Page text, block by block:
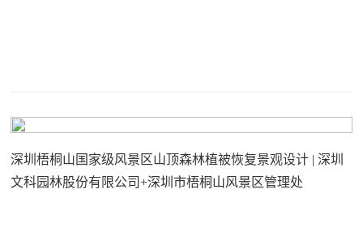
深圳梧桐山国家级风景区山顶森林植被恢复景观设计 | 深圳
文科园林股份有限公司+深圳市梧桐山风景区管理处